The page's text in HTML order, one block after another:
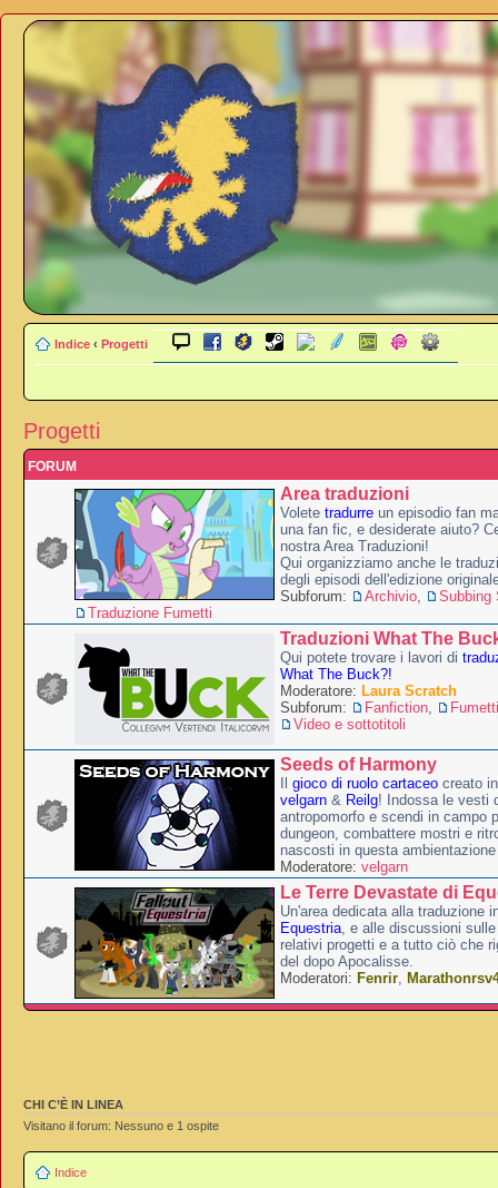
Indice ‹ Progetti
Progetti
FORUM
Area traduzioni
Volete tradurre un episodio fan
una fan fic, e desiderate aiuto?
nostra Area Traduzioni!
Qui organizziamo anche le
degli episodi dell'edizione
Subforum:
Archivio,
Subbing
Traduzione Fumetti
Traduzioni What The
Qui potete trovare i lavori di
What The Buck?!
Moderatore: Laura Scratch
Subforum:
Fanfiction,
Fumetti
Video e sottotitoli
Seeds of Harmony
gioco di ruolo cartaceo creato
velgarn & Reilg! Indossa le vesti
antropomorfo e scendi in campo
dungeon, combattere mostri e
nascosti in questa
Moderatore: velgarn
Le Terre Devastate di
Un'area dedicata alla traduzione
Equestria, e alle discussioni
relativi progetti e a tutto ciò che
del dopo Apocalisse.
Moderatori: Fenrir,
CHI C’È IN LINEA
Visitano il forum: Nessuno e 1 ospite
Indice